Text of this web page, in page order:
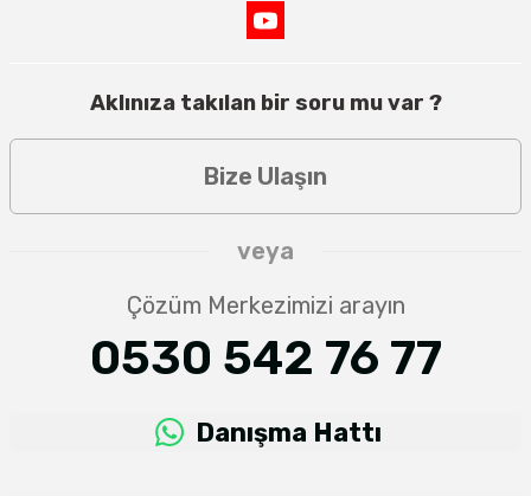
Aklınıza takılan bir soru mu var ?
Bize Ulaşın
veya
Çözüm Merkezimizi arayın
0530 542 76 77
Danışma Hattı